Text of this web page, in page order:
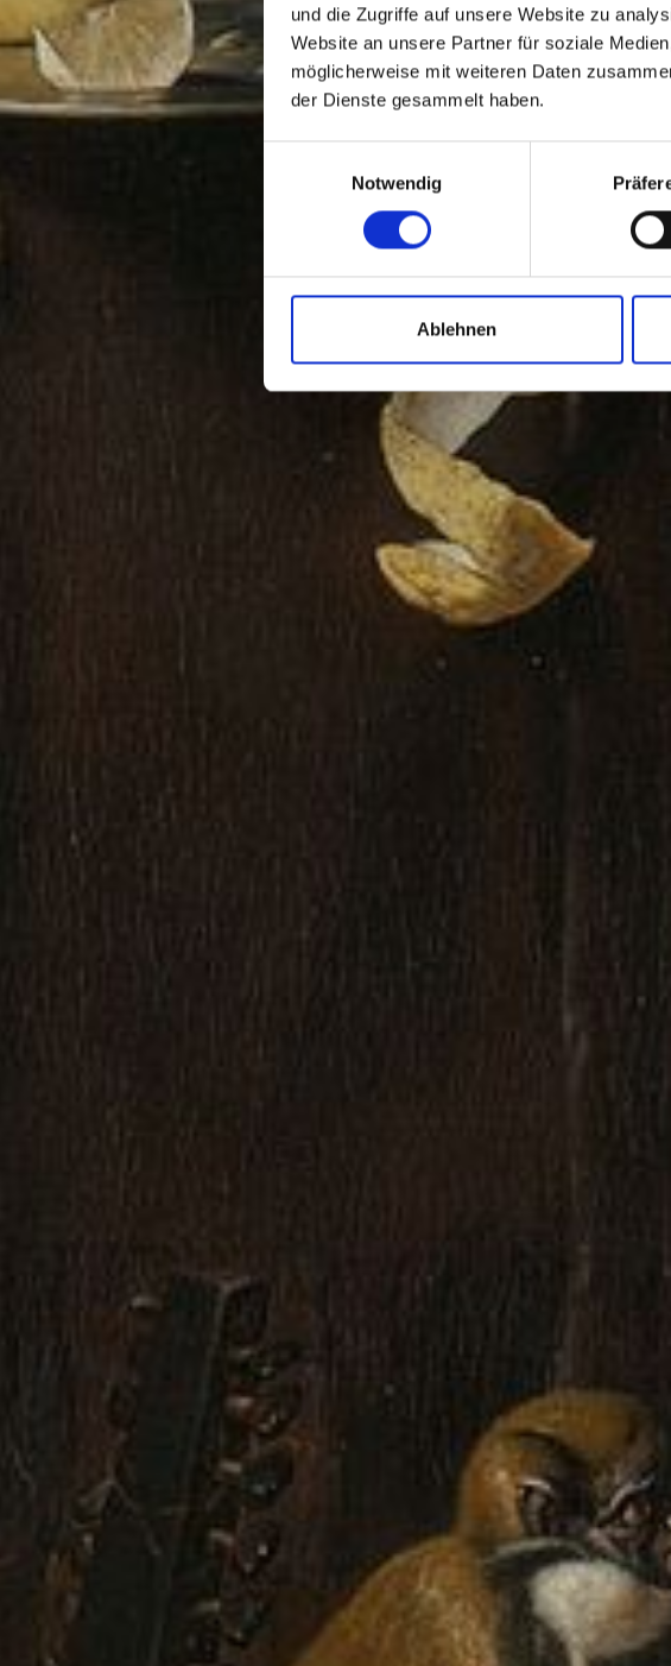
und die Zugriffe auf unsere Website zu
Website an unsere Partner für soziale
möglicherweise mit weiteren Daten
der Dienste gesammelt haben.
Notwendig
Ablehnen